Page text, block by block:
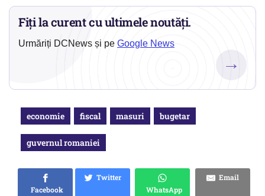
Fiți la curent cu ultimele noutăți.
Urmăriți DCNews și pe Google News
→
economie fiscal masuri bugetar
guvernul romaniei
Facebook
Twitter
WhatsApp
Email